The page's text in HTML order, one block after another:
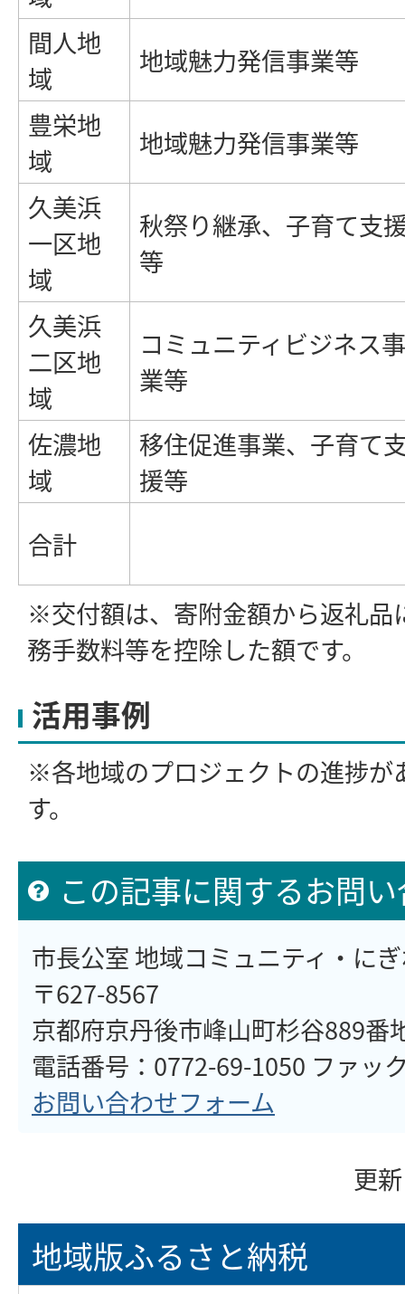
間人地
域
地域魅力発信事業等
豊栄地
域
地域魅力発信事業等
久美浜
一区地
域
秋祭り継承、子育て支
等
久美浜
二区地
域
コミュニティビジネス事
業等
佐濃地
域
移住促進事業、子育て
援等
合計
※交付額は、寄附金額から返礼品
務手数料等を控除した額です。
活用事例
※各地域のプロジェクトの進捗が
す。
この記事に関するお問
市長公室 地域コミュニティ・に
〒627-8567
京都府京丹後市峰山町杉谷889番
電話番号：0772-69-1050 ファッ
お問い合わせフォーム
更
地域版ふるさと納税